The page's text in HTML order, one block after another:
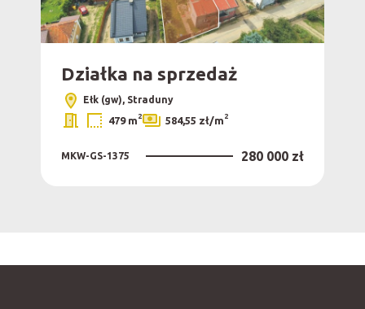
Działka na sprzedaż
Ełk (gw), Straduny
479 m2 584,55 zł/m2
MKW-GS-1375 280 000 zł